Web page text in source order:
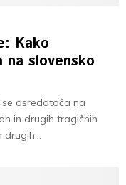
Kako
na slovensko
osredotoča na
in drugih tragičnih